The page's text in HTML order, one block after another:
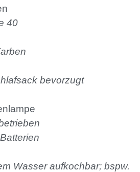
40
bevorzugt
Wasser aufkochbar; bspw.